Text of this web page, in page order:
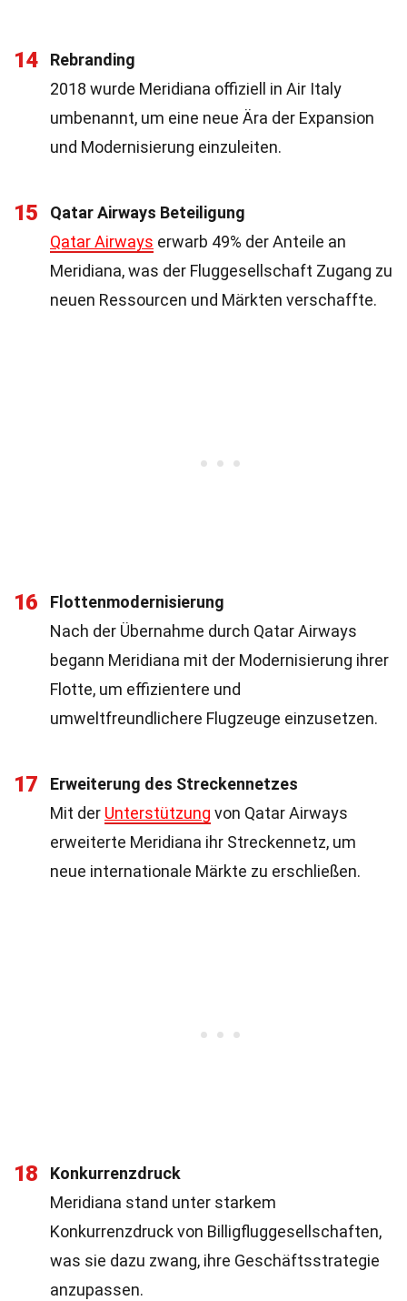
14
Rebranding
2018 wurde Meridiana offiziell in Air Italy
umbenannt, um eine neue Ära der Expansion
und Modernisierung einzuleiten.
15
Qatar Airways Beteiligung
Qatar Airways erwarb 49% der Anteile an
Meridiana, was der Fluggesellschaft Zugang zu
neuen Ressourcen und Märkten verschaffte.
16
Flottenmodernisierung
Nach der Übernahme durch Qatar Airways
begann Meridiana mit der Modernisierung ihrer
Flotte, um effizientere und
umweltfreundlichere Flugzeuge einzusetzen.
17
Erweiterung des Streckennetzes
Mit der Unterstützung von Qatar Airways
erweiterte Meridiana ihr Streckennetz, um
neue internationale Märkte zu erschließen.
18
Konkurrenzdruck
Meridiana stand unter starkem
Konkurrenzdruck von Billigfluggesellschaften,
was sie dazu zwang, ihre Geschäftsstrategie
anzupassen.